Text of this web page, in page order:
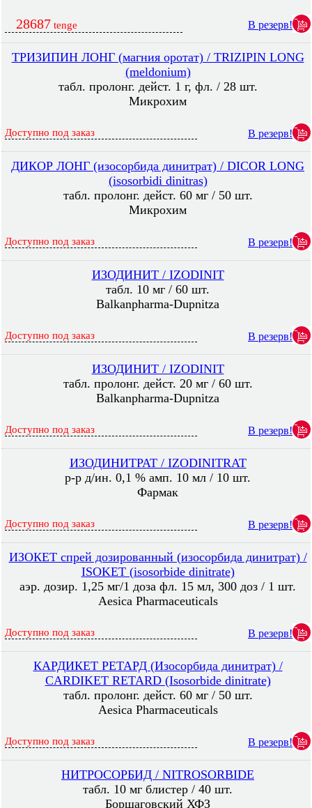
28687 tenge В резерв!
ТРИЗИПИН ЛОНГ (магния оротат) / TRIZIPIN LONG
(meldonium)
табл. пролонг. дейст. 1 г, фл. / 28 шт.
Микрохим
Доступно под заказ В резерв!
ДИКОР ЛОНГ (изосорбида динитрат) / DICOR LONG
(isosorbidi dinitras)
табл. пролонг. дейст. 60 мг / 50 шт.
Микрохим
Доступно под заказ В резерв!
ИЗОДИНИТ / IZODINIT
табл. 10 мг / 60 шт.
Balkanpharma-Dupnitza
Доступно под заказ В резерв!
ИЗОДИНИТ / IZODINIT
табл. пролонг. дейст. 20 мг / 60 шт.
Balkanpharma-Dupnitza
Доступно под заказ В резерв!
ИЗОДИНИТРАТ / IZODINITRAT
р-р д/ин. 0,1 % амп. 10 мл / 10 шт.
Фармак
Доступно под заказ В резерв!
ИЗОКЕТ спрей дозированный (изосорбида динитрат) /
ISOKET (isosorbide dinitrate)
аэр. дозир. 1,25 мг/1 доза фл. 15 мл, 300 доз / 1 шт.
Aesica Pharmaceuticals
Доступно под заказ В резерв!
КАРДИКЕТ РЕТАРД (Изосорбида динитрат) /
CARDIKET RETARD (Isosorbide dinitrate)
табл. пролонг. дейст. 60 мг / 50 шт.
Aesica Pharmaceuticals
Доступно под заказ В резерв!
НИТРОСОРБИД / NITROSORBIDE
табл. 10 мг блистер / 40 шт.
Борщаговский ХФЗ